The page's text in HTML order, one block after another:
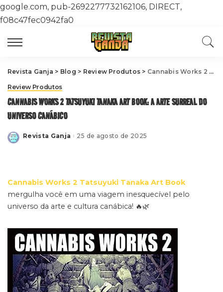
google.com, pub-2692277732162106, DIRECT,
f08c47fec0942fa0
Revista Ganja > Blog > Review Produtos > Cannabis Works 2 Tatsuyuki Tanaka Art Book: A Arte Surreal do Universo Canábico
Review Produtos
CANNABIS WORKS 2 TATSUYUKI TANAKA ART BOOK: A ARTE SURREAL DO
UNIVERSO CANÁBICO
Posted
Revista Ganja 25 de agosto de 2025
Cannabis Works 2 Tatsuyuki Tanaka Art Book
mergulha você em uma viagem inesquecível pelo
universo da arte e cultura canábica! 🔥🌿